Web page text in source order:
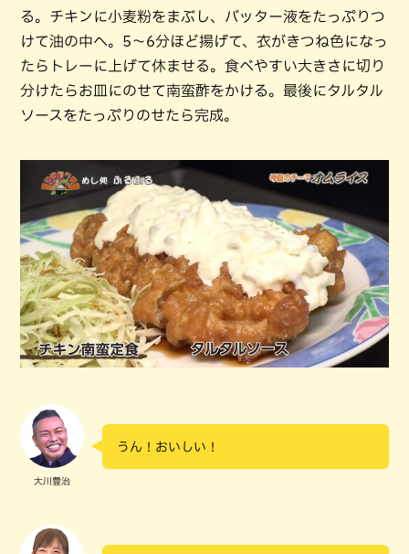
る。チキンに小麦粉をまぶし、バッター液をたっぷりつ
けて油の中へ。5〜6分ほど揚げて、衣がきつね色になっ
たらトレーに上げて休ませる。食べやすい大きさに切り
分けたらお皿にのせて南蛮酢をかける。最後にタルタル
ソースをたっぷりのせたら完成。
大川豊治
うん！おいしい！